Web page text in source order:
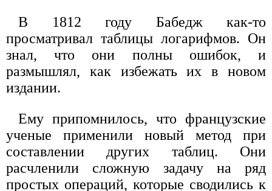
В 1812 году Бабедж как-то
просматривал таблицы логарифмов. Он
знал, что они полны ошибок, и
размышлял, как избежать их в новом
издании.
Ему припомнилось, что французские
ученые применили новый метод при
составлении других таблиц. Они
расчленили сложную задачу на ряд
простых операций, которые сводились к